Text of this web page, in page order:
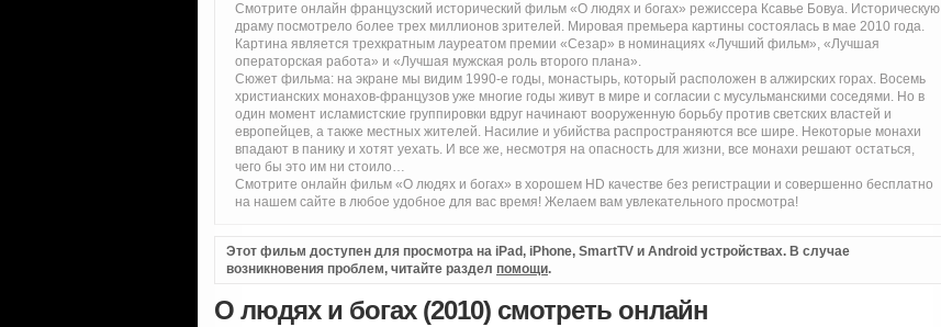
Смотрите онлайн французский исторический фильм «О людях и богах» режиссера Ксавье Бовуа. Историческую
драму посмотрело более трех миллионов зрителей. Мировая премьера картины состоялась в мае 2010 года.
Картина является трехкратным лауреатом премии «Сезар» в номинациях «Лучший фильм», «Лучшая
операторская работа» и «Лучшая мужская роль второго плана».
Сюжет фильма: на экране мы видим 1990-е годы, монастырь, который расположен в алжирских горах. Восемь
христианских монахов-французов уже многие годы живут в мире и согласии с мусульманскими соседями. Но в
один момент исламистские группировки вдруг начинают вооруженную борьбу против светских властей и
европейцев, а также местных жителей. Насилие и убийства распространяются все шире. Некоторые монахи
впадают в панику и хотят уехать. И все же, несмотря на опасность для жизни, все монахи решают остаться,
чего бы это им ни стоило…
Смотрите онлайн фильм «О людях и богах» в хорошем HD качестве без регистрации и совершенно бесплатно
на нашем сайте в любое удобное для вас время! Желаем вам увлекательного просмотра!
Этот фильм доступен для просмотра на iPad, iPhone, SmartTV и Android устройствах. В случае
возникновения проблем, читайте раздел помощи.
О людях и богах (2010) смотреть онлайн